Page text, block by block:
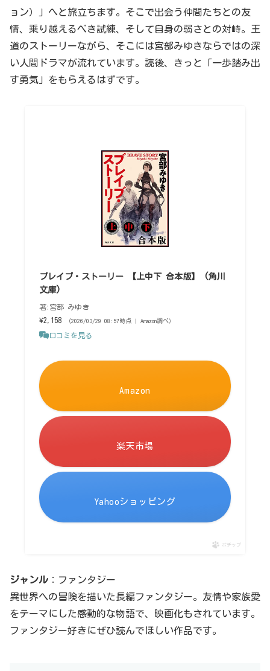
ョン）」へと旅立ちます。そこで出会う仲間たちとの友
情、乗り越えるべき試練、そして自身の弱さとの対峙。王
道のストーリーながら、そこには宮部みゆきならではの深
い人間ドラマが流れています。読後、きっと「一歩踏み出
す勇気」をもらえるはずです。
ブレイブ・ストーリー 【上中下 合本版】 (角川
文庫)
著:宮部 みゆき
¥2,158
（2026/03/29 08:57時点 | Amazon調べ）
口コミを見る
Amazon
楽天市場
Yahooショッピング
ポチップ
ジャンル ：ファンタジー
異世界への冒険を描いた長編ファンタジー。友情や家族愛
をテーマにした感動的な物語で、映画化もされています。
ファンタジー好きにぜひ読んでほしい作品です。